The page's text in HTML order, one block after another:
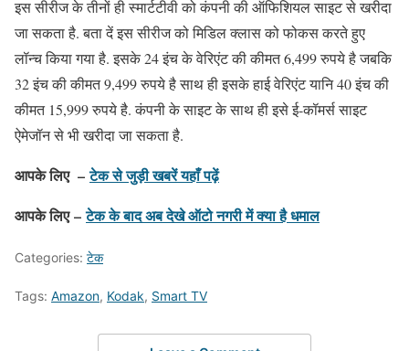
इस सीरीज के तीनों ही स्मार्टटीवी को कंपनी की ऑफिशियल साइट से खरीदा
जा सकता है. बता दें इस सीरीज को मिडिल क्लास को फोकस करते हुए
लॉन्च किया गया है. इसके 24 इंच के वेरिएंट की कीमत 6,499 रुपये है जबकि
32 इंच की कीमत 9,499 रुपये है साथ ही इसके हाई वेरिएंट यानि 40 इंच की
कीमत 15,999 रुपये है. कंपनी के साइट के साथ ही इसे ई-कॉमर्स साइट
ऐमेजॉन से भी खरीदा जा सकता है.
आपके लिए –टेक से जुड़ी खबरें यहाँ पढ़ें
आपके लिए – टेक के बाद अब देखे ऑटो नगरी में क्या है धमाल
Categories: टेक
Tags: Amazon, Kodak, Smart TV